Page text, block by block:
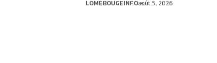
LOMEBOUGEINFOaoût 5, 2026